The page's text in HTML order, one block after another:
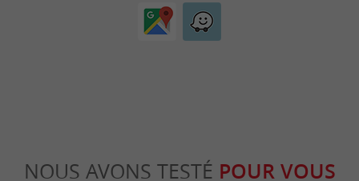
NOUS AVONS TESTÉ POUR VOUS